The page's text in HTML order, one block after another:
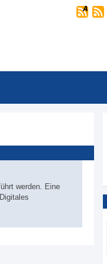
werden. Eine